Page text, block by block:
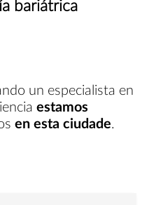
bariátrica
un especialista en
estamos
en esta ciudade.